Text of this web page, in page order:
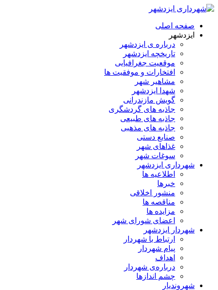
صفحه اصلی
ایزدشهر
درباره ی ایزدشهر
تاریخچه ایزدشهر
موقعیت جغرافیایی
افتخارات و موفقیت ها
مشاهیر شهر
شهدا ایزدشهر
گویش مازندرانی
جاذبه های گردشگری
جاذبه های طبیعی
جاذبه های مذهبی
صنایع دستی
غذاهای شهر
سوغات شهر
شهرداری ایزدشهر
اطلاعیه ها
خبرها
منشور اخلاقی
مناقصه ها
مزایده ها
اعضای شورای شهر
شهردار ایزدشهر
ارتباط با شهردار
پیام شهردار
اهداف
درباره‌ی شهردار
چشم اندازها
شهروندیار